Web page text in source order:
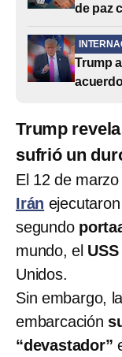
de paz
Trump
Trump
sufrió un
El 12 de
Irán
segundo
mundo, el
Unidos.
Sin embargo,
embarcación
“devastador”